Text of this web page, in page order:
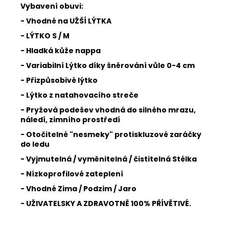
Vybavení obuvi:
- Vhodné na UŽŠÍ LÝTKA
- LÝTKO S / M
- Hladká kůže nappa
- Variabilní Lýtko díky šněrování vůle 0-4 cm
- Přizpůsobivé lýtko
- Lýtko z natahovacího streče
- Pryžová podešev vhodná do silného mrazu,
náledí, zimního prostředí
- Otočitelné "nesmeky" protiskluzové zaráčky
do ledu
- Vyjmutelná / vyměnitelná / čistitelná Stélka
- Nízkoprofilové zateplení
- Vhodné Zima / Podzim / Jaro
- UŽIVATELSKY A ZDRAVOTNĚ 100% PŘÍVĚTIVÉ.